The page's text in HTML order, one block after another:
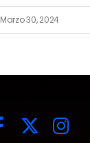
Marzo 30, 2024